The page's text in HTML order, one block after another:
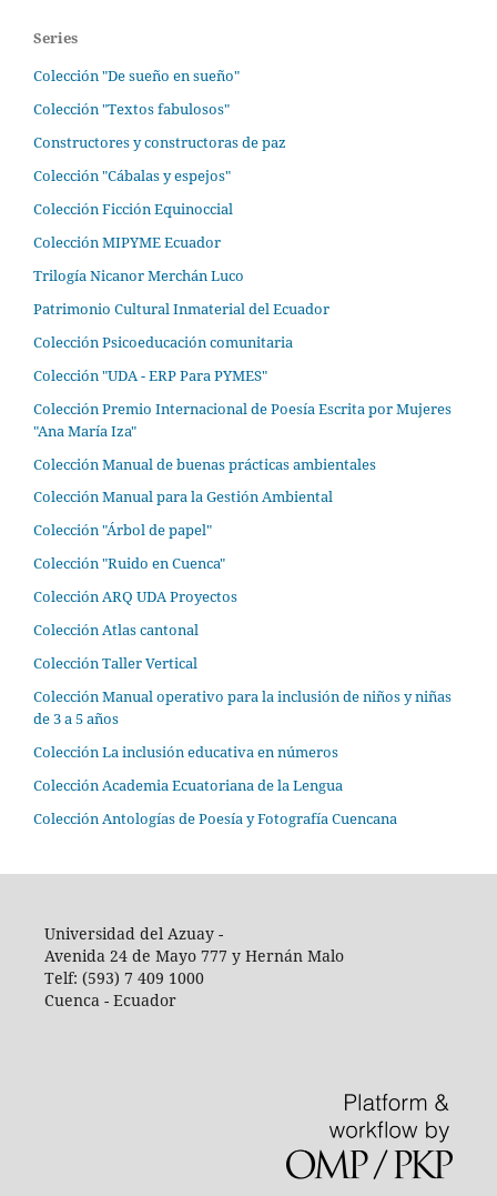
Series
Colección "De sueño en sueño"
Colección "Textos fabulosos"
Constructores y constructoras de paz
Colección "Cábalas y espejos"
Colección Ficción Equinoccial
Colección MIPYME Ecuador
Trilogía Nicanor Merchán Luco
Patrimonio Cultural Inmaterial del Ecuador
Colección Psicoeducación comunitaria
Colección "UDA - ERP Para PYMES"
Colección Premio Internacional de Poesía Escrita por Mujeres
"Ana María Iza"
Colección Manual de buenas prácticas ambientales
Colección Manual para la Gestión Ambiental
Colección "Árbol de papel"
Colección "Ruido en Cuenca"
Colección ARQ UDA Proyectos
Colección Atlas cantonal
Colección Taller Vertical
Colección Manual operativo para la inclusión de niños y niñas
de 3 a 5 años
Colección La inclusión educativa en números
Colección Academia Ecuatoriana de la Lengua
Colección Antologías de Poesía y Fotografía Cuencana
Universidad del Azuay -
Avenida 24 de Mayo 777 y Hernán Malo
Telf: (593) 7 409 1000
Cuenca - Ecuador